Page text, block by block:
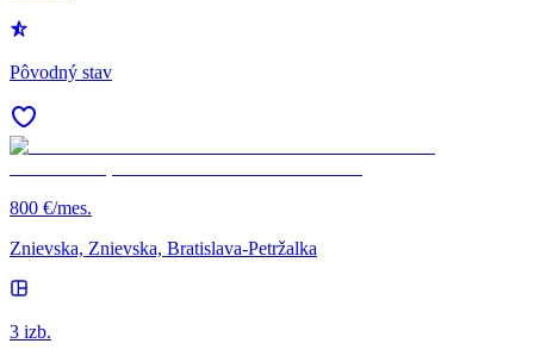
Pôvodný stav
800 €/mes.
Znievska, Znievska, Bratislava-Petržalka
3 izb.